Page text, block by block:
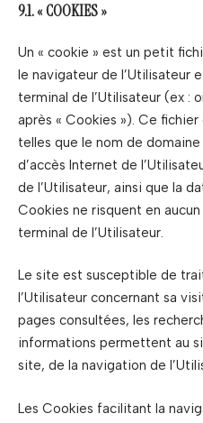
9.1. « COOKIES »
Un « cookie » est un petit
le navigateur de l’Utilisateur
terminal de l’Utilisateur (ex :
après « Cookies »). Ce
telles que le nom de
d’accès Internet de
de l’Utilisateur, ainsi que la
Cookies ne risquent en
terminal de l’Utilisateur.
Le site est susceptible de
l’Utilisateur concernant sa
pages consultées, les
informations permettent au
site, de la navigation de
Les Cookies facilitant la